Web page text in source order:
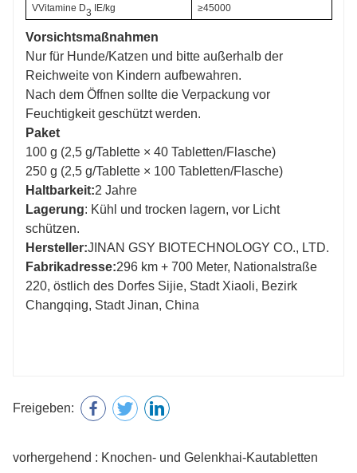
VVitamine D3 IE/kg ≥45000
Vorsichtsmaßnahmen
Nur für Hunde/Katzen und bitte außerhalb der
Reichweite von Kindern aufbewahren.
Nach dem Öffnen sollte die Verpackung vor
Feuchtigkeit geschützt werden.
Paket
100 g (2,5 g/Tablette × 40 Tabletten/Flasche)
250 g (2,5 g/Tablette × 100 Tabletten/Flasche)
Haltbarkeit:2 Jahre
Lagerung: Kühl und trocken lagern, vor Licht
schützen.
Hersteller:JINAN GSY BIOTECHNOLOGY CO., LTD.
Fabrikadresse:296 km + 700 Meter, Nationalstraße
220, östlich des Dorfes Sijie, Stadt Xiaoli, Bezirk
Changqing, Stadt Jinan, China
Freigeben:
vorhergehend : Knochen- und Gelenkhai-Kautabletten